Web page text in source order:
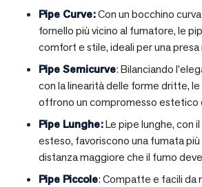
Pipe Curve:Con un bocchino
fornello più vicino al fumatore, le
comfort e stile, ideali per una presa
Pipe Semicurve: Bilanciando
con la linearità delle forme dritte,
offrono un compromesso estetico
Pipe Lunghe:Le pipe lunghe, con
esteso, favoriscono una fumata
distanza maggiore che il fumo
Pipe Piccole: Compatte e facili da